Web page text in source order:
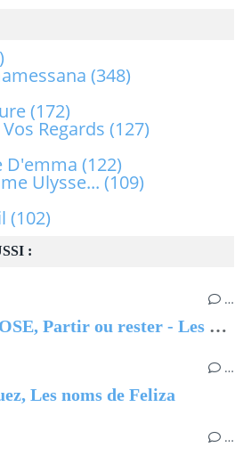
:
…
Chantal MARIE-ROSE, Partir ou rester - Les clés pour évoluer professionnellement sans regret
…
Les noms de Feliza
…
(348)
(172)
Regards (127)
D'emma (122)
Ulysse... (109)
(102)